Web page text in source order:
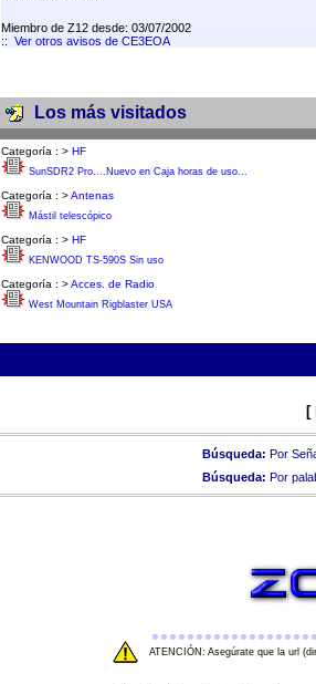
Miembro de Z12 desde: 03/07/2002
:: Ver otros avisos de CE3EOA
Los más visitados
Categoría : > HF
SunSDR2 Pro....Nuevo en Caja horas de uso...
Categoría : >Antenas
Mástil telescópico
Categoría : > HF
KENWOOD TS-590S Sin uso
Categoría : >Acces. de Radio
West Mountain Rigblaster USA
[
Búsqueda: Por
Búsqueda: Por
ATENCIÓN: Asegúrate que la url